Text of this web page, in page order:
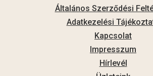
Általános Szerződési
Adatkezelési
Kapcsolat
Impresszum
Hírlevél